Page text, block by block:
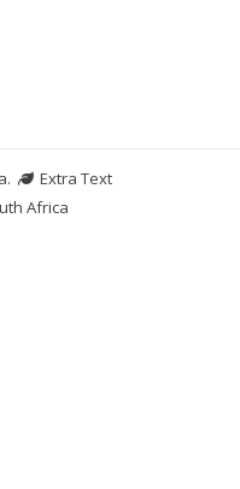
.
Extra Text
Africa